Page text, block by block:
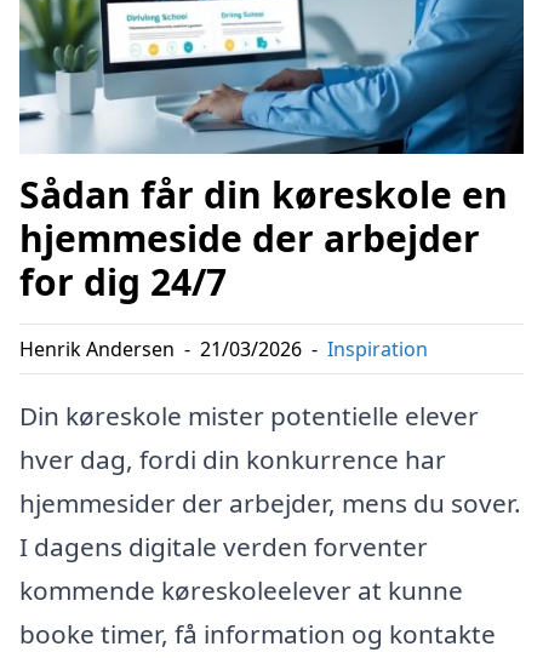
Sådan får din køreskole en
hjemmeside der arbejder
for dig 24/7
Henrik Andersen - 21/03/2026 - Inspiration
Din køreskole mister potentielle elever
hver dag, fordi din konkurrence har
hjemmesider der arbejder, mens du sover.
I dagens digitale verden forventer
kommende køreskoleelever at kunne
booke timer, få information og kontakte